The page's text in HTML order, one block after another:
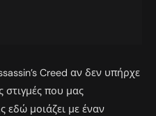
Creed αν δεν υπήρχε
στιγμές που μας
εδώ μοιάζει με έναν